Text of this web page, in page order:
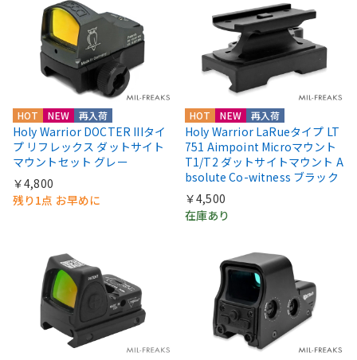
HOT NEW 再入荷
Holy Warrior DOCTER IIIタイ
プ リフレックス ダットサイト
マウントセット グレー
￥4,800
残り1点 お早めに
HOT NEW 再入荷
Holy Warrior LaRueタイプ LT
751 Aimpoint Microマウント
T1/T2 ダットサイトマウント A
bsolute Co-witness ブラック
￥4,500
在庫あり